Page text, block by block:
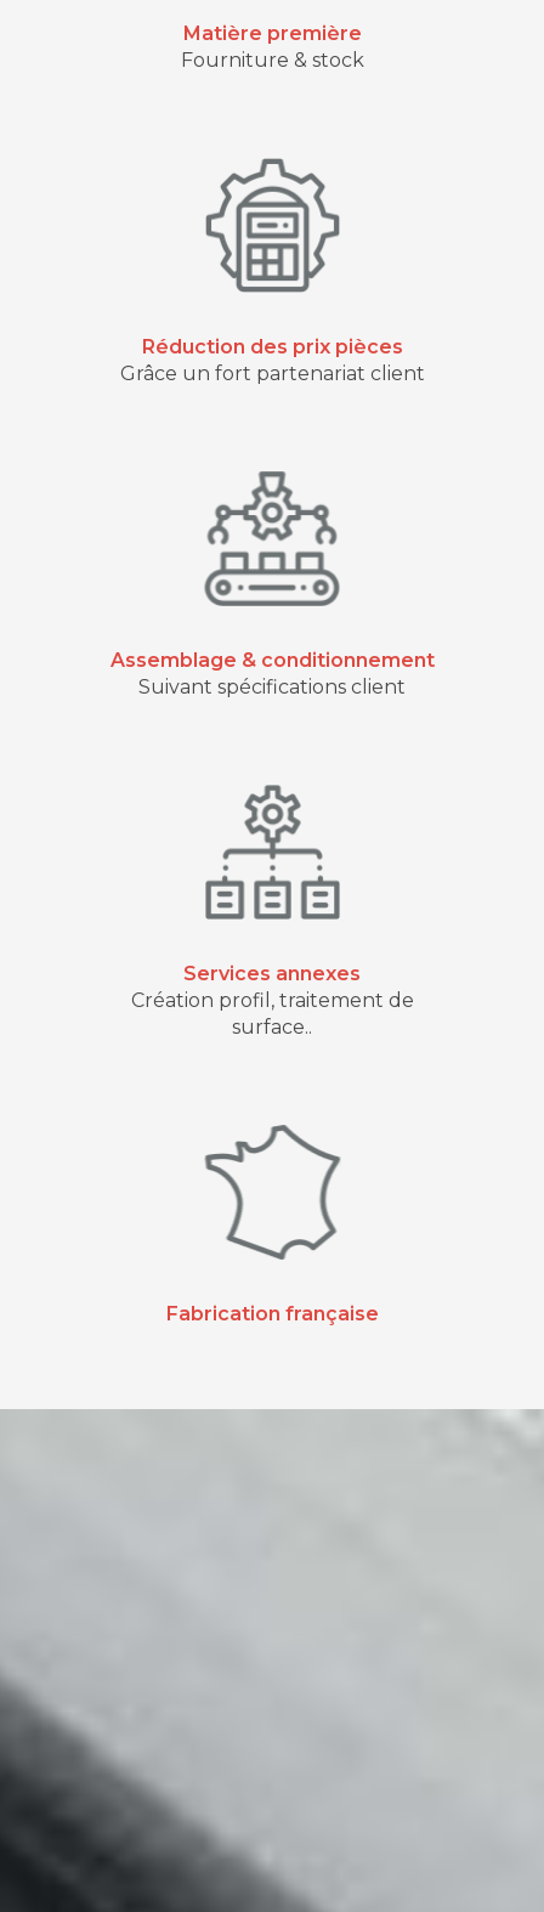
Matière première
Fourniture & stock
Réduction des prix pièces
Grâce un fort partenariat client
Assemblage & conditionnement
Suivant spécifications client
Services annexes
Création profil, traitement de
surface..
Fabrication française